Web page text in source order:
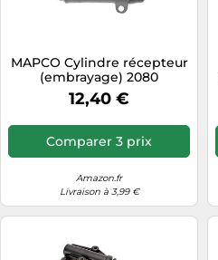
MAPCO Cylindre récepteur
(embrayage) 2080
12,40 €
Comparer 3 prix
Amazon.fr
Livraison à 3,99 €